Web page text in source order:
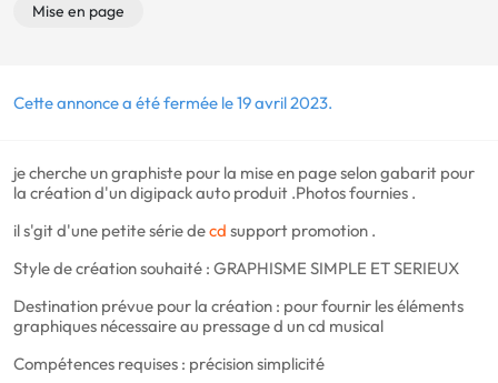
Mise en page
Cette annonce a été fermée le 19 avril 2023.
je cherche un graphiste pour la mise en page selon gabarit pour
la création d'un digipack auto produit .Photos fournies .
il s'git d'une petite série decd support promotion .
Style de création souhaité : GRAPHISME SIMPLE ET SERIEUX
Destination prévue pour la création : pour fournir les éléments
graphiques nécessaire au pressage d un cd musical
Compétences requises : précision simplicité